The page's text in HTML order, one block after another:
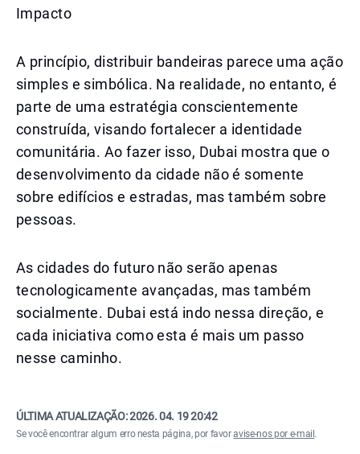
Impacto
A princípio, distribuir bandeiras parece uma ação
simples e simbólica. Na realidade, no entanto, é
parte de uma estratégia conscientemente
construída, visando fortalecer a identidade
comunitária. Ao fazer isso, Dubai mostra que o
desenvolvimento da cidade não é somente
sobre edifícios e estradas, mas também sobre
pessoas.
As cidades do futuro não serão apenas
tecnologicamente avançadas, mas também
socialmente. Dubai está indo nessa direção, e
cada iniciativa como esta é mais um passo
nesse caminho.
ÚLTIMA ATUALIZAÇÃO:2026. 04. 19 20:42
Se você encontrar algum erro nesta página, por favoravise-nos por e-mail .